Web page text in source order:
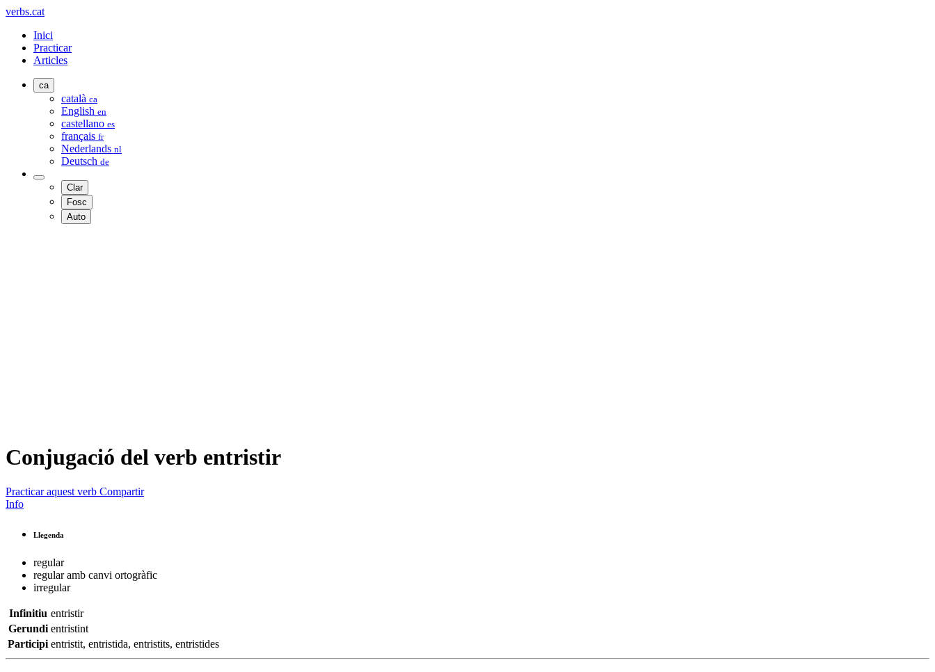
verbs.cat
Inici
Practicar
Articles
ca
català ca
English en
castellano es
français fr
Nederlands nl
Deutsch de
Clar
Fosc
Auto
Conjugació del verb entristir
Practicar aquest verb Compartir
Info
Llegenda
regular
regular amb canvi ortogràfic
irregular
Infinitiu entristir
Gerundi entristint
Participi entristit, entristida, entristits, entristides